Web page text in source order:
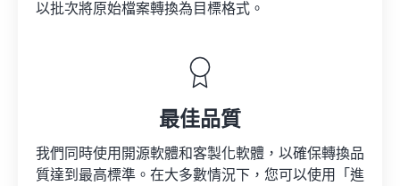
以批次將原始檔案轉換為目標格式。
最佳品質
我們同時使用開源軟體和客製化軟體，以確保轉換品
質達到最高標準。在大多數情況下，您可以使用「進